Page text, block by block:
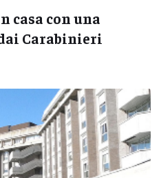
casa con una
Carabinieri